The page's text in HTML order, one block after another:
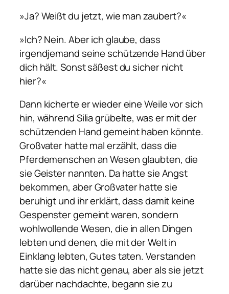
»Ja? Weißt du jetzt, wie man zaubert?«
»Ich? Nein. Aber ich glaube, dass
irgendjemand seine schützende Hand über
dich hält. Sonst säßest du sicher nicht
hier?«
Dann kicherte er wieder eine Weile vor sich
hin, während Silia grübelte, was er mit der
schützenden Hand gemeint haben könnte.
Großvater hatte mal erzählt, dass die
Pferdemenschen an Wesen glaubten, die
sie Geister nannten. Da hatte sie Angst
bekommen, aber Großvater hatte sie
beruhigt und ihr erklärt, dass damit keine
Gespenster gemeint waren, sondern
wohlwollende Wesen, die in allen Dingen
lebten und denen, die mit der Welt in
Einklang lebten, Gutes taten. Verstanden
hatte sie das nicht genau, aber als sie jetzt
darüber nachdachte, begann sie zu